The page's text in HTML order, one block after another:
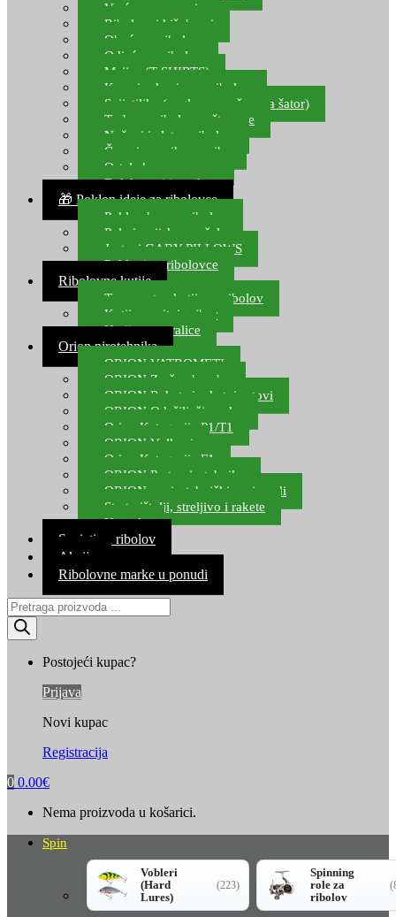
Vreće za spavanje
Ribolovni kišobrani
Obuća za ribolov
Odjeća za ribolov
Majice (T-SHIRTS)
Kape i rukavice za ribolov
Svijetiljke (naglavne, ručne, za šator)
Torbe za ribolovne štapove
Noževi i alat za ribolov
Čamci za prihranu ribe
Ostala kamp oprema
Dalekozori i optika
🎁 Poklon ideje za ribolovce
Poklon bon za ribolov
Polarizacijske naočale
Jastuci GABY PILLOWS
Pokloni za ribolovce
Ribolovne kutije
Transportne kutije za ribolov
Kutije za sitni pribor
Kutije za varalice
Orion pirotehnika
ORION VATROMETI
ORION Zračne bombe
ORION Rakete i raketni setovi
ORION Odašiljači zvuka
Orion Kategorija P1/T1
ORION Vulkani
Orion Kategorija F1
ORION Party pirotehnika
ORION nepirotehnički proizvodi
Start pištolji, streljivo i rakete
Kontakt
Savjeti za ribolov
Akcija
Ribolovne marke u ponudi
Products
search
Postojeći kupac?
Prijava
Novi kupac
Registracija
0 0.00€
Nema proizvoda u košarici.
Spin
Vobleri
(Hard
Lures)
(223)
Spinning
role za
ribolov